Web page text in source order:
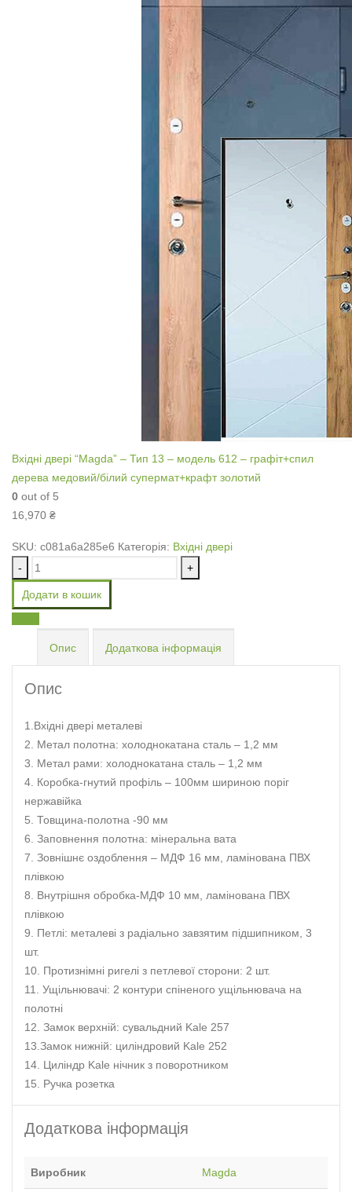
Вхідні двері “Magda” – Тип 13 – модель 612 – графіт+спил
дерева медовий/білий супермат+крафт золотий
0 out of 5
16,970 ₴
SKU: c081a6a285e6 Категорія: Вхідні двері
-
+
Додати в кошик
Опис Додаткова інформація
Опис
1.Вхідні двері металеві
2. Метал полотна: холоднокатана сталь – 1,2 мм
3. Метал рами: холоднокатана сталь – 1,2 мм
4. Коробка-гнутий профіль – 100мм шириною поріг
нержавійка
5. Товщина-полотна -90 мм
6. Заповнення полотна: мінеральна вата
7. Зовнішнє оздоблення – МДФ 16 мм, ламінована ПВХ
плівкою
8. Внутрішня обробка-МДФ 10 мм, ламінована ПВХ
плівкою
9. Петлі: металеві з радіально завзятим підшипником, 3
шт.
10. Протизнімні ригелі з петлевої сторони: 2 шт.
11. Ущільнювачі: 2 контури спіненого ущільнювача на
полотні
12. Замок верхній: сувальдний Kale 257
13.Замок нижній: циліндровий Kale 252
14. Циліндр Kale нічник з поворотником
15. Ручка розетка
Додаткова інформація
Виробник Magda